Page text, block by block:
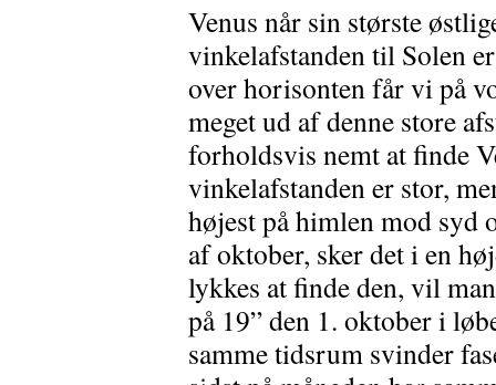
Venus når sin største
vinkelafstanden til Solen
over horisonten får vi på
meget ud af denne store
forholdsvis nemt at finde
vinkelafstanden er stor,
højest på himlen mod syd
af oktober, sker det i en
lykkes at finde den, vil
på 19” den 1. oktober i
samme tidsrum svinder